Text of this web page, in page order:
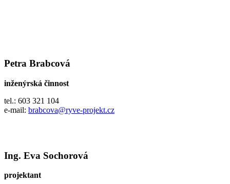
Petra Brabcová
inženýrská činnost
tel.: 603 321 104
e-mail: brabcova@ryve-projekt.cz
Ing. Eva Sochorová
projektant